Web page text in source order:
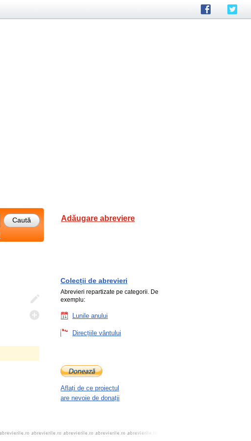
Adăugare abreviere
Colecții de abrevieri
Abrevieri repartizate pe categorii. De
exemplu:
Lunile anului
Direcțiile vântului
Aflați de ce proiectul
are nevoie de donații